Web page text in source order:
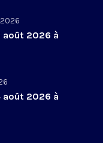
août 2026 à
août 2026 à